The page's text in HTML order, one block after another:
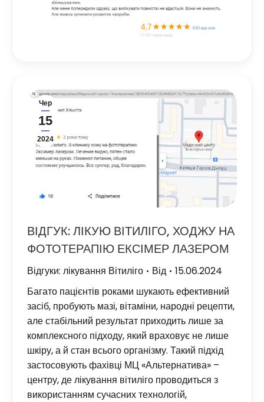
Чер
15
2024
ВІДГУК: ЛІКУЮ ВІТИЛІГО, ХОДЖУ НА
ФОТОТЕРАПІЮ ЕКСІМЕР ЛАЗЕРОМ
Відгуки: лікування Вітиліго Від
15.06.2024
Багато пацієнтів роками шукають ефективний
засіб, пробують мазі, вітаміни, народні рецепти,
але стабільний результат приходить лише за
комплексного підходу, який враховує не лише
шкіру, а й стан всього організму. Такий підхід
застосовують фахівці МЦ «Альтернатива» –
центру, де лікування вітиліго проводиться з
використанням сучасних технологій,